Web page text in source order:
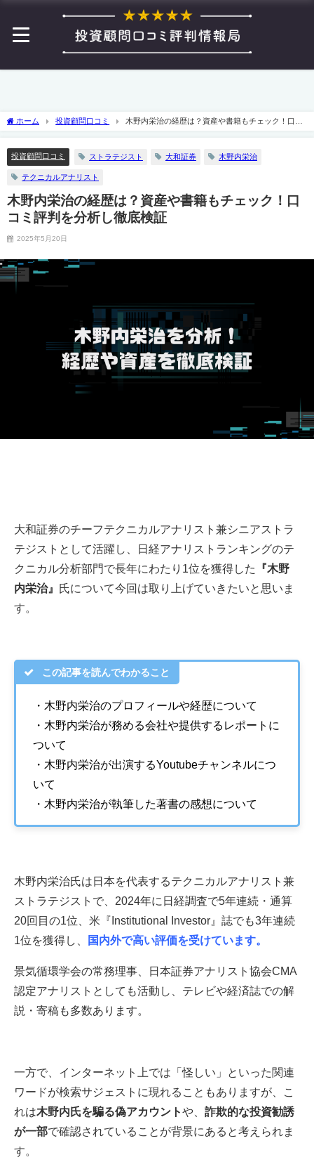
ホーム 投資顧問口コミ
木野内栄治の経歴は？資産や書籍もチェック！口コ
投資顧問口コミ ストラテジスト 大和証券 木野内栄治
テクニカルアナリスト
木野内栄治の経歴は？資産や書籍もチェック！口
コミ評判を分析し徹底検証
2025年5月20日
大和証券のチーフテクニカルアナリスト兼シニアストラ
テジストとして活躍し、日経アナリストランキングのテ
クニカル分析部門で長年にわたり1位を獲得した
『木野
内栄治』
氏について今回は取り上げていきたいと思いま
す。
この記事を読んでわかること
・木野内栄治のプロフィールや経歴について
・木野内栄治が務める会社や提供するレポートに
ついて
・木野内栄治が出演するYoutubeチャンネルにつ
いて
・木野内栄治が執筆した著書の感想について
木野内栄治氏は日本を代表するテクニカルアナリスト兼
ストラテジストで、2024年に日経調査で5年連続・通算
20回目の1位、米『Institutional Investor』誌でも3年連続
1位を獲得し、
国内外で高い評価を受けています。
景気循環学会の常務理事、日本証券アナリスト協会CMA
認定アナリストとしても活動し、テレビや経済誌での解
説・寄稿も多数あります。
一方で、インターネット上では「怪しい」といった関連
ワードが検索サジェストに現れることもありますが、こ
れは木野内氏を騙る偽アカウントや、 詐欺的な投資勧誘
が一部で確認されていることが背景にあると考えられま
す。